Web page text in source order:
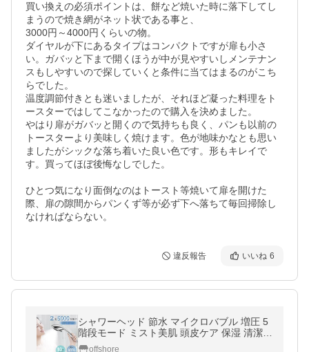
買い換えの必須ポイントは、餅など焼いた時に落下してし
まうので焼き網がネット状である事と、
3000円～4000円くらいの物。
ダイヤルが下にあるタイプはコンパクトですが扉も小さ
い。ガバッと下まで開くほうが中が見やすいしメンテナン
スもしやすいので探していくと条件に当てはまるのがこち
らでした。
温度調節付きとも迷いましたが、それほど凝った料理をト
ースターではしてこなかったので購入を決めました。
やはり扉がガバッと開くので気持ちも良く、パンも以前の
トースターより美味しく焼けます。色が地味かなとも思い
ましたがシックな落ち着いた良い色です。形もキレイで
す。買ってほぼ後悔なしでした。
ひとつ気になり面倒なのはトースト等焼いて扉を開けた
際、扉の隙間からパンくず等が必ず下へ落ちて毎回掃除し
なければならない。
違反報告 いいね 6
シャワーヘッド 節水 マイクロバブル 増圧 5
階段モード ミスト美肌 頭皮ケア 保湿 清潔
毛穴汚れ洗浄 美肌 美髪 アダプター付取付簡
offshore